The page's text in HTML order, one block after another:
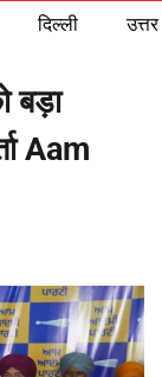
दिल्ली
बड़ा
Aam